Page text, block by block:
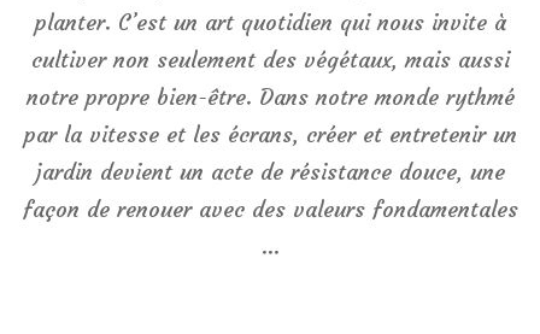
planter. C’est un art quotidien qui nous invite à
cultiver non seulement des végétaux, mais aussi
notre propre bien-être. Dans notre monde rythmé
par la vitesse et les écrans, créer et entretenir un
jardin devient un acte de résistance douce, une
façon de renouer avec des valeurs fondamentales
…